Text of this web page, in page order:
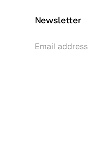
Newsletter